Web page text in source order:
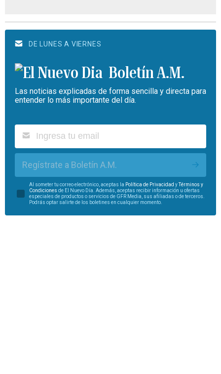
DE LUNES A VIERNES
Boletín A.M.
Las noticias explicadas de forma sencilla y directa para
entender lo más importante del día.
Regístrate a Boletín A.M.
Al someter tu correo electrónico, aceptas la Política de Privacidad yTérminos y
Condiciones de El Nuevo Día. Además, aceptas recibir información u ofertas
especiales de productos o servicios de GFR Media, sus afiliadas o de terceros.
Podrás optar salirte de los boletines en cualquier momento.